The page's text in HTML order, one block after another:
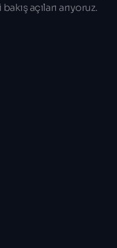
açıları arıyoruz.